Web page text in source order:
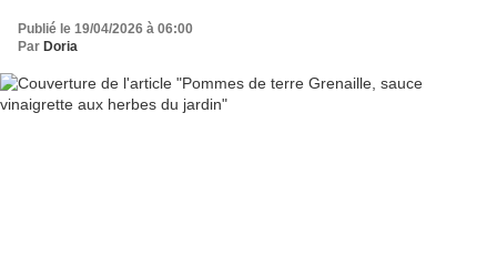
Publié le 19/04/2026 à 06:00
Par Doria